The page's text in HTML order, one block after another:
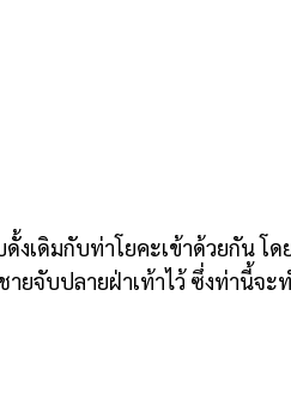
ดิมกับท่าโยคะเข้าด้วยกัน โ
จับปลายฝ่าเท้าไว้ ซึ่งท่านี้จ